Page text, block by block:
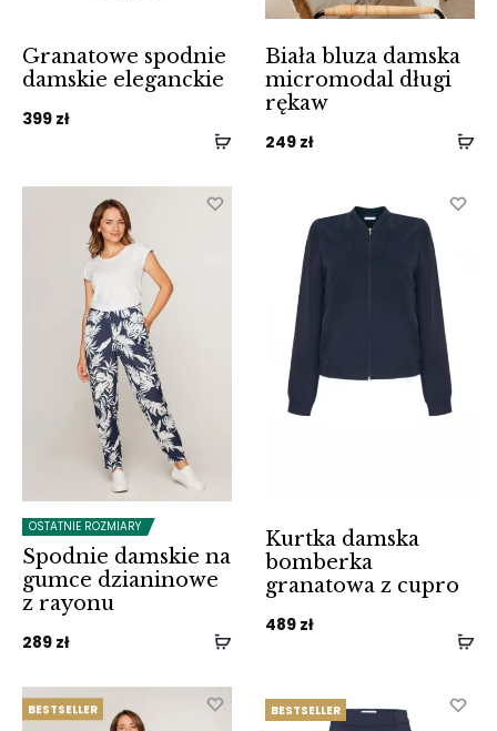
Granatowe spodnie
damskie eleganckie
399 zł
Biała bluza damska
micromodal długi
rękaw
249 zł
OSTATNIE ROZMIARY
Spodnie damskie na
gumce dzianinowe
z rayonu
289 zł
Kurtka damska
bomberka
granatowa z cupro
489 zł
BESTSELLER
BESTSELLER